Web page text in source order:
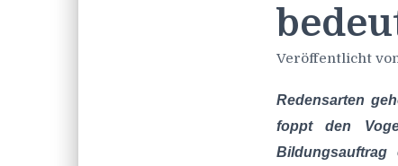
Veröffentlicht
Redensarten
foppt den